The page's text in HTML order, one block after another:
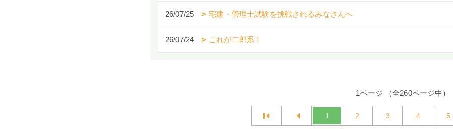
26/07/25 宅建・管理士試験を挑戦されるみなさんへ
26/07/24 これが二郎系！
1ページ （全260ページ中）
1 2 3 4 5